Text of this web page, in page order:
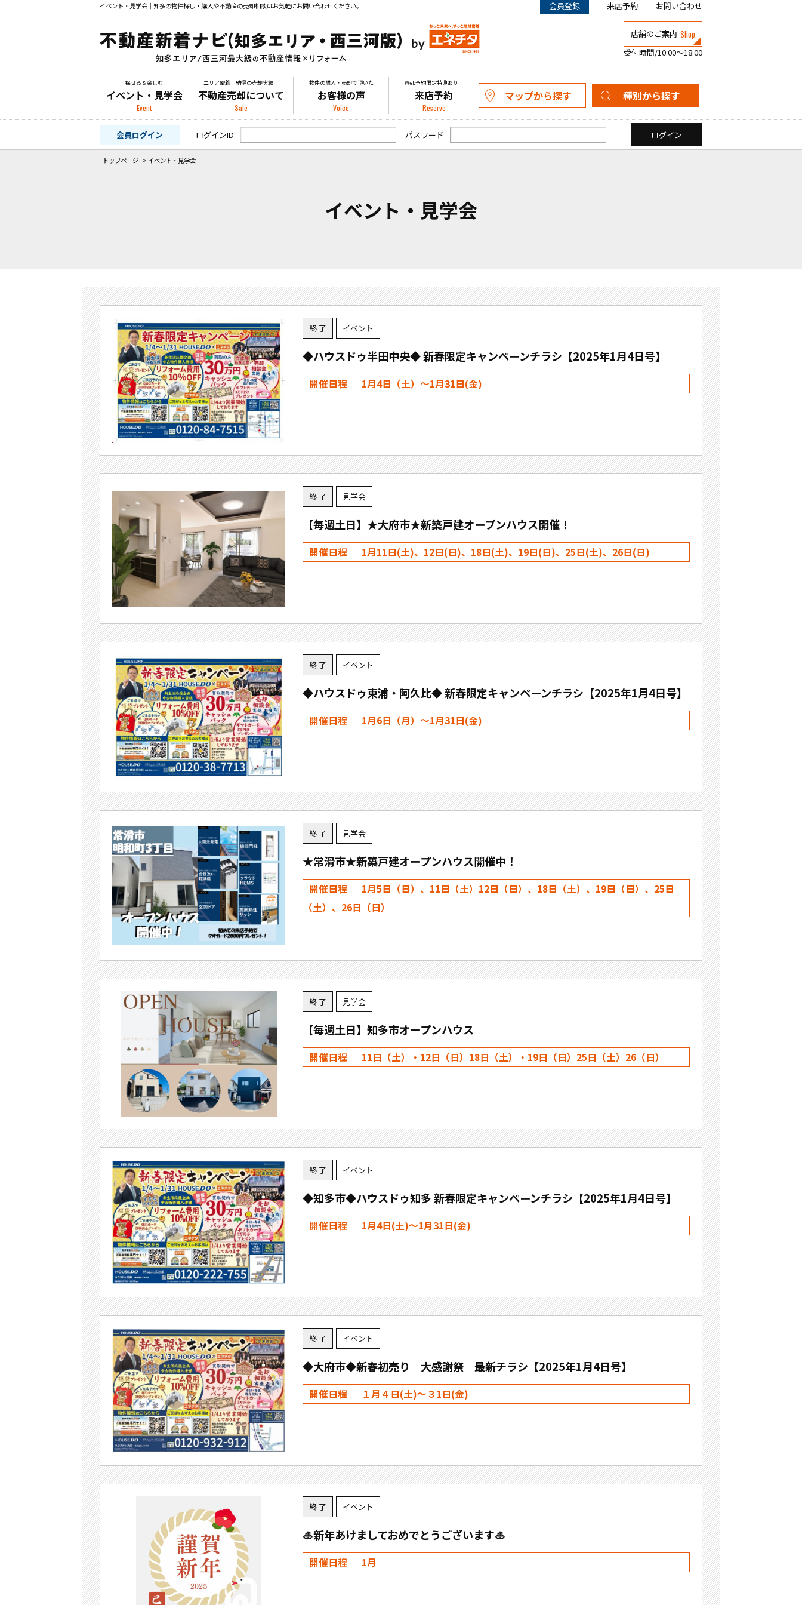
イベント・見学会｜知多の物件探し・購入や不動産の売却相談はお気軽にお問い合わせください。 会員登録 来店予約 お問い合わせ
店舗のご案内 Shop
受付時間/10:00～18:00
探せる＆楽しむ
イベント・見学会
Event
エリア密着！納得の売却実績！
不動産売却について
Sale
物件の購入・売却で頂いた
お客様の声
Voice
Web予約限定特典あり！
来店予約
Reserve
マップから探す 種別から探す
新築一戸建て
中古一戸建て
マンション
土地
会員ログイン
ログインID パスワード
トップページ > イベント・見学会
イベント・見学会
終 了 イベント
◆ハウスドゥ半田中央◆ 新春限定キャンペーンチラシ【2025年1月4日号】
開催日程 1月4日（土）～1月31日(金)
終 了 見学会
【毎週土日】★大府市★新築戸建オープンハウス開催！
開催日程 1月11日(土)、12日(日)、18日(土)、19日(日)、25日(土)、26日(日)
終 了 イベント
◆ハウスドゥ東浦・阿久比◆ 新春限定キャンペーンチラシ【2025年1月4日号】
開催日程 1月6日（月）～1月31日(金)
終 了 見学会
★常滑市★新築戸建オープンハウス開催中！
開催日程
1月5日（日）、11日（土）12日（日）、18日（土）、19日（日）、25日
（土）、26日（日）
終 了 見学会
【毎週土日】知多市オープンハウス
開催日程 11日（土）・12日（日）18日（土）・19日（日）25日（土）26（日）
終 了 イベント
◆知多市◆ハウスドゥ知多 新春限定キャンペーンチラシ【2025年1月4日号】
開催日程 1月4日(土)～1月31日(金)
終 了 イベント
◆大府市◆新春初売り 大感謝祭 最新チラシ【2025年1月4日号】
開催日程 １月４日(土)～３1日(金)
終 了 イベント
🎍新年あけましておめでとうございます🎍
開催日程 1月